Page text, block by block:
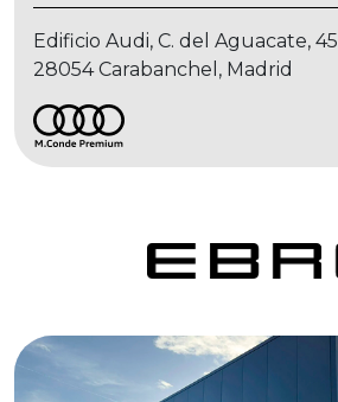
Edificio Audi, C. del Aguacate, 45
28054 Carabanchel, Madrid